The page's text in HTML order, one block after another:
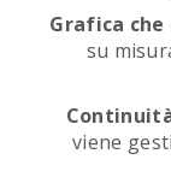
Grafica che
su
viene